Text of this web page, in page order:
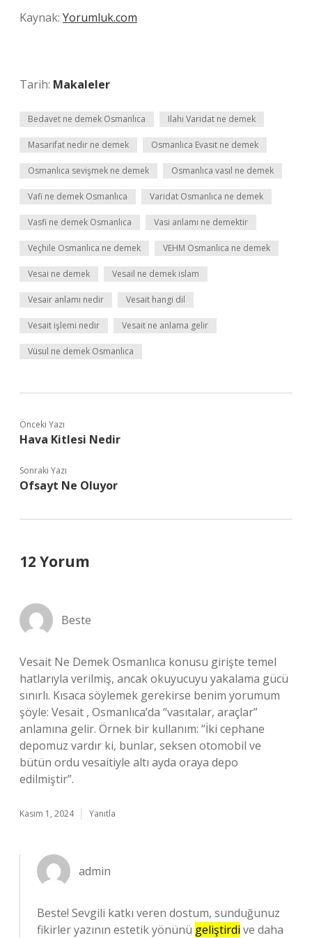
Kaynak: Yorumluk.com
Tarih: Makaleler
Bedavet ne demek Osmanlıca Ilahi Varidat ne demek
Masarifat nedir ne demek Osmanlıca Evasıt ne demek
Osmanlıca sevişmek ne demek Osmanlıca vasıl ne demek
Vafi ne demek Osmanlıca Varidat Osmanlıca ne demek
Vasfi ne demek Osmanlıca Vasi anlamı ne demektir
Veçhile Osmanlıca ne demek VEHM Osmanlıca ne demek
Vesai ne demek Vesail ne demek islam
Vesair anlamı nedir Vesait hangi dil
Vesait işlemi nedir Vesait ne anlama gelir
Vüsul ne demek Osmanlıca
Önceki Yazı
Hava Kitlesi Nedir
Sonraki Yazı
Ofsayt Ne Oluyor
12 Yorum
Beste
Vesait Ne Demek Osmanlıca konusu girişte temel
hatlarıyla verilmiş, ancak okuyucuyu yakalama gücü
sınırlı. Kısaca söylemek gerekirse benim yorumum
şöyle: Vesait , Osmanlıca’da “vasıtalar, araçlar”
anlamına gelir. Örnek bir kullanım: “İki cephane
depomuz vardır ki, bunlar, seksen otomobil ve
bütün ordu vesaitiyle altı ayda oraya depo
edilmiştir”.
Kasım 1, 2024 Yanıtla
admin
Beste! Sevgili katkı veren dostum, sunduğunuz
fikirler yazının estetik yönünü geliştirdi ve daha